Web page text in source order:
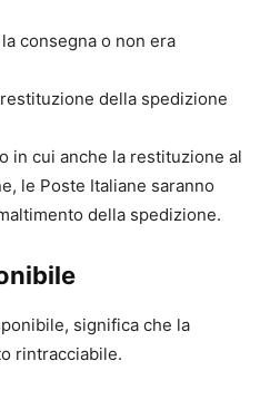
consegna o non era
della spedizione
in cui anche la restituzione al
le Poste Italiane saranno
della spedizione.
significa che la
rintracciabile.